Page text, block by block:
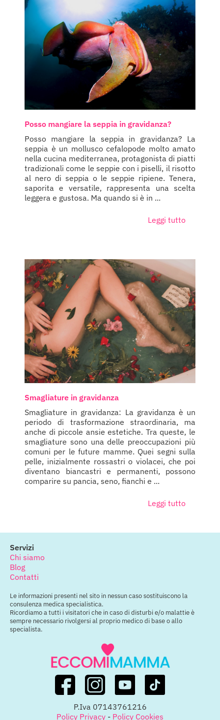
Posso mangiare la seppia in gravidanza?
Posso mangiare la seppia in gravidanza? La
seppia è un mollusco cefalopode molto amato
nella cucina mediterranea, protagonista di piatti
tradizionali come le seppie con i piselli, il risotto
al nero di seppia o le seppie ripiene. Tenera,
saporita e versatile, rappresenta una scelta
leggera e gustosa. Ma quando si è in ...
Leggi tutto
Smagliature in gravidanza
Smagliature in gravidanza: La gravidanza è un
periodo di trasformazione straordinaria, ma
anche di piccole ansie estetiche. Tra queste, le
smagliature sono una delle preoccupazioni più
comuni per le future mamme. Quei segni sulla
pelle, inizialmente rossastri o violacei, che poi
diventano biancastri e permanenti, possono
comparire su pancia, seno, fianchi e ...
Leggi tutto
Servizi
Chi siamo
Blog
Contatti
Le informazioni presenti nel sito in nessun caso sostituiscono la
consulenza medica specialistica.
Ricordiamo a tutti i visitatori che in caso di disturbi e/o malattie è
sempre necessario rivolgersi al proprio medico di base o allo
specialista.
P.Iva 07143761216
Policy Privacy - Policy Cookies